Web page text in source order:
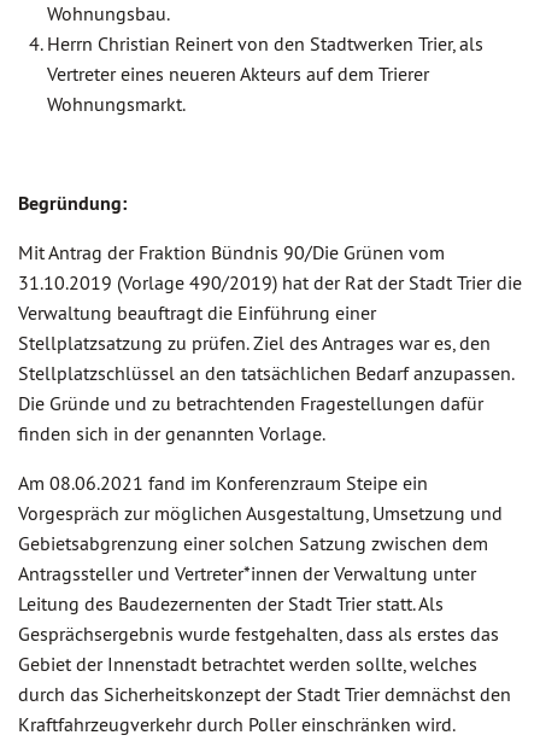
Wohnungsbau.
Herrn Christian Reinert von den Stadtwerken Trier, als
Vertreter eines neueren Akteurs auf dem Trierer
Wohnungsmarkt.
Begründung:
Mit Antrag der Fraktion Bündnis 90/Die Grünen vom
31.10.2019 (Vorlage 490/2019) hat der Rat der Stadt Trier die
Verwaltung beauftragt die Einführung einer
Stellplatzsatzung zu prüfen. Ziel des Antrages war es, den
Stellplatzschlüssel an den tatsächlichen Bedarf anzupassen.
Die Gründe und zu betrachtenden Fragestellungen dafür
finden sich in der genannten Vorlage.
Am 08.06.2021 fand im Konferenzraum Steipe ein
Vorgespräch zur möglichen Ausgestaltung, Umsetzung und
Gebietsabgrenzung einer solchen Satzung zwischen dem
Antragssteller und Vertreter*innen der Verwaltung unter
Leitung des Baudezernenten der Stadt Trier statt. Als
Gesprächsergebnis wurde festgehalten, dass als erstes das
Gebiet der Innenstadt betrachtet werden sollte, welches
durch das Sicherheitskonzept der Stadt Trier demnächst den
Kraftfahrzeugverkehr durch Poller einschränken wird.